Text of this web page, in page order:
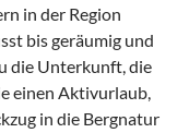
in der Region
bis geräumig und
die Unterkunft, die
einen Aktivurlaub,
in die Bergnatur